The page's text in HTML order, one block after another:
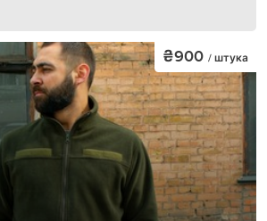
₴900 / штука